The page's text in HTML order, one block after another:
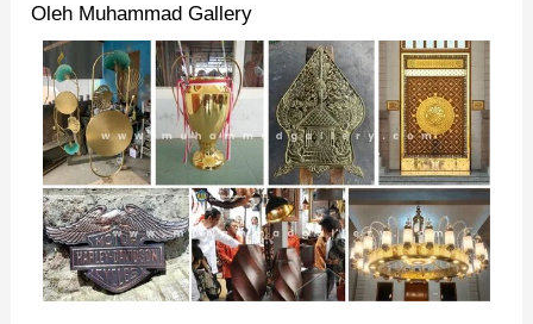
Oleh Muhammad Gallery